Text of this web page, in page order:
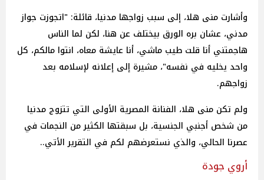
وأشارت منى هلا، إلى سبب زواجها مدنيا، قائلة: "اتجوزت جواز
مدني، عشان بره الورق بيختلف عن هنا، لكن لما الناس
هاجمتني أنا قلت طيب ماشي، أنا عايشة معاه، انتوا مالكم، كل
واحد يخليه في نفسه"، مشيرة إلى إعلانه لإسلامه بعد
زواجهم.
ولم تكن منى هلا، الفنانة المصرية الأولى التي تتزوج مدنيا
من شخص أجنبي الجنسية، بل سبقتها الكثير من النجمات في
عصرنا الحالي، والذي نستعرضهم لكم في التقرير الأتي..
أروي جودة